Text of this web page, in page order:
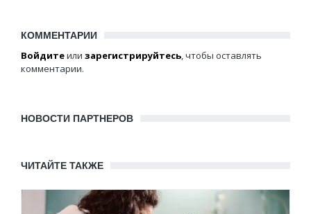
КОММЕНТАРИИ
Войдитеили зарегистрируйтесь, чтобы оставлять
комментарии.
НОВОСТИ ПАРТНЕРОВ
ЧИТАЙТЕ ТАКЖЕ